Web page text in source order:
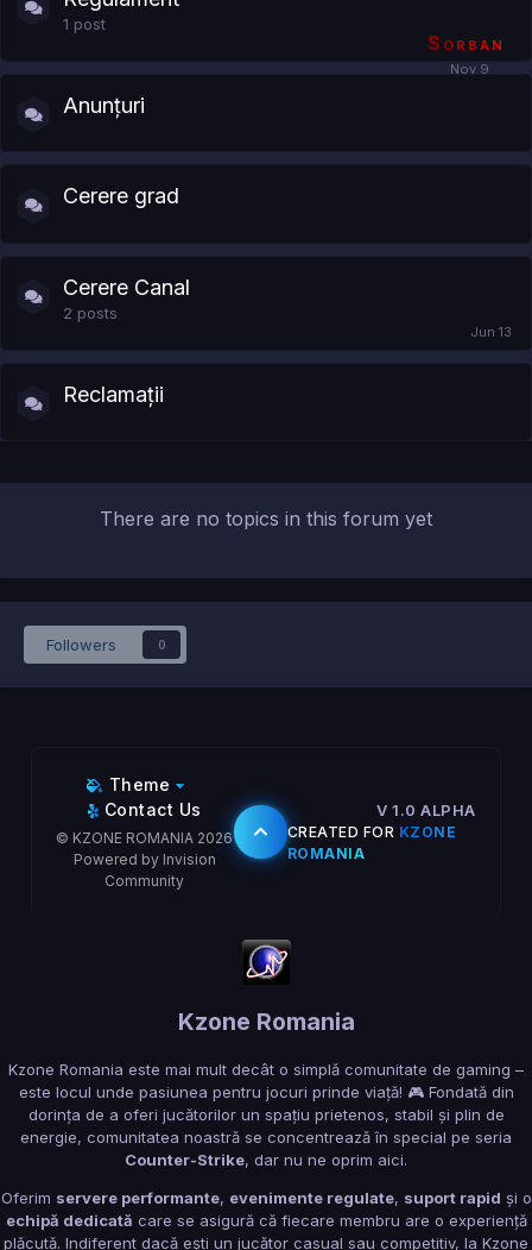
1 post
Sorban
Anunțuri
Cerere grad
Cerere Canal
2 posts
Reclamații
There are no topics in this forum yet
Followers 0
Theme
Contact Us
© KZONE ROMANIA 2026
Powered by Invision
Community
V 1.0 ALPHA
CREATED FOR KZONE
ROMANIA
Kzone Romania
Kzone Romania este mai mult decât o simplă comunitate de gaming –
este locul unde pasiunea pentru jocuri prinde viață! 🎮 Fondată din
dorința de a oferi jucătorilor un spațiu prietenos, stabil și plin de
energie, comunitatea noastră se concentrează în special pe seria
Counter-Strike, dar nu ne oprim aici.
Oferim servere performante, evenimente regulate, suport rapid și o
echipă dedicată care se asigură că fiecare membru are o experiență
plăcută. Indiferent dacă ești un jucător casual sau competitiv, la Kzone